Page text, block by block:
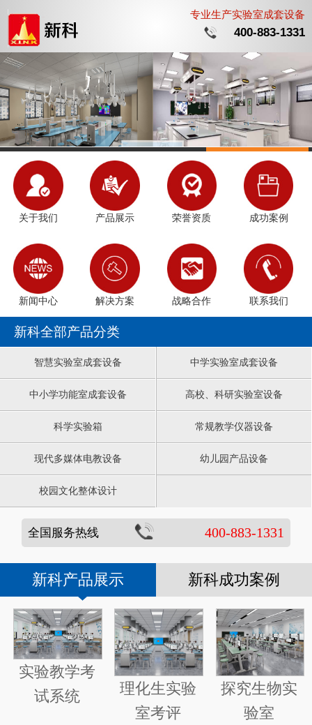
专业生产实验室成套设备
400-883-1331
关于我们 产品展示 荣誉资质 成功案例
新闻中心 解决方案 战略合作 联系我们
新科全部产品分类
智慧实验室成套设备 中学实验室成套设备
中小学功能室成套设备 高校、科研实验室设备
科学实验箱 常规教学仪器设备
现代多媒体电教设备 幼儿园产品设备
校园文化整体设计
全国服务热线 400-883-1331
新科产品展示 新科成功案例
实验教学考
试系统
理化生实验
室考评
探究生物实
验室